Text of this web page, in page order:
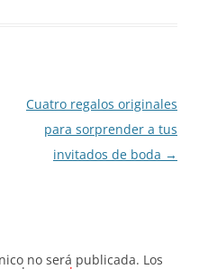
Cuatro regalos originales
para sorprender a tus
invitados de boda →
no será publicada. Los